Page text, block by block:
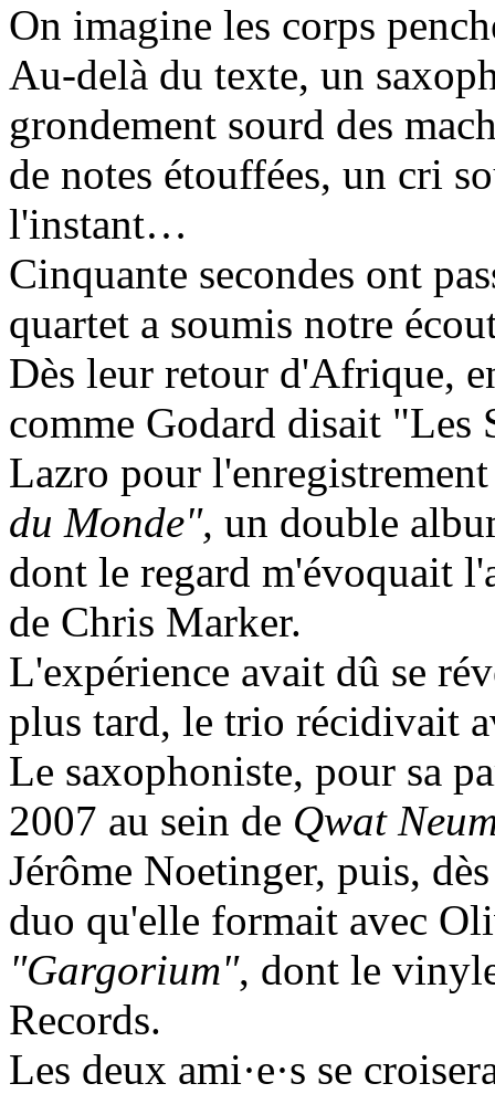
On imagine les corps
Au-delà du texte, un
grondement sourd des
de notes étouffées, un cri
l'instant…
Cinquante secondes ont
quartet a soumis notre
Dès leur retour d'Afrique,
comme Godard disait
Lazro pour
du Monde", un double
dont le regard m'évoquait
de Chris Marker.
L'expérience avait dû se
plus tard, le trio récidivait
Le saxophoniste, pour sa
2007 au sein de Qwat
Jérôme Noetinger, puis,
duo qu'elle formait avec
"Gargorium", dont le
Records.
Les deux ami·e·s se